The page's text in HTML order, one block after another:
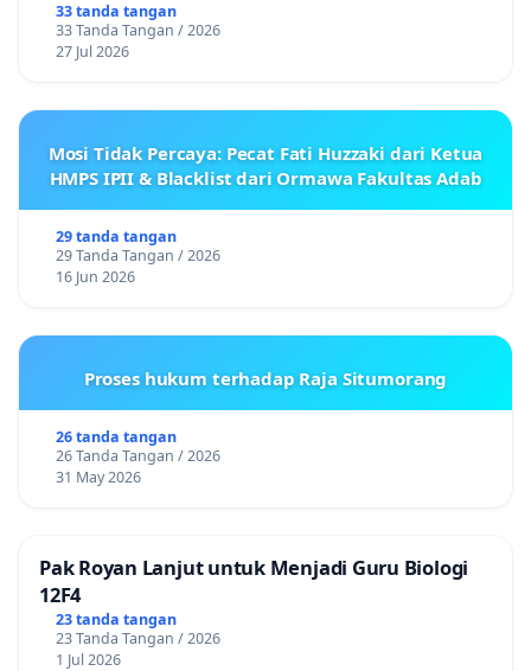
33 tanda tangan
33 Tanda Tangan / 2026
27 Jul 2026
Mosi Tidak Percaya: Pecat Fati Huzzaki dari Ketua
HMPS IPII & Blacklist dari Ormawa Fakultas Adab
29 tanda tangan
29 Tanda Tangan / 2026
16 Jun 2026
Proses hukum terhadap Raja Situmorang
26 tanda tangan
26 Tanda Tangan / 2026
31 May 2026
Pak Royan Lanjut untuk Menjadi Guru Biologi
12F4
23 tanda tangan
23 Tanda Tangan / 2026
1 Jul 2026